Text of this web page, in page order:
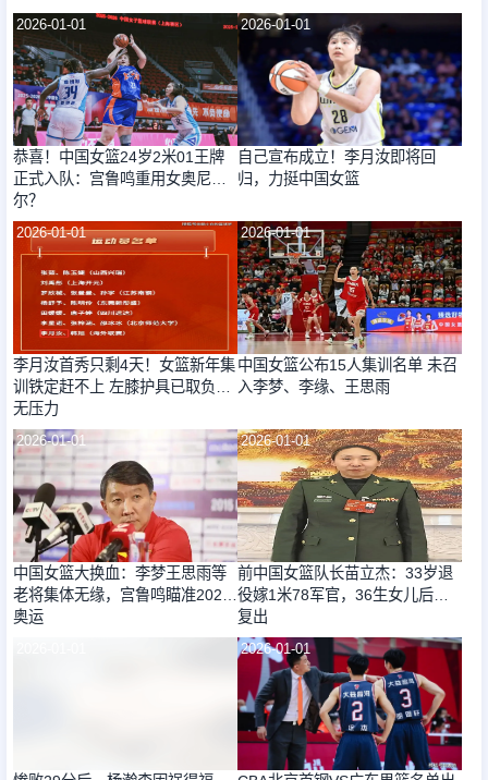
2026-01-01
恭喜！中国女篮24岁2米01王牌
正式入队：宫鲁鸣重用女奥尼
尔？
2026-01-01
自己宣布成立！李月汝即将回
归，力挺中国女篮
2026-01-01
李月汝首秀只剩4天！女篮新年集
训铁定赶不上 左膝护具已取负重
无压力
2026-01-01
中国女篮公布15人集训名单 未召
入李梦、李缘、王思雨
2026-01-01
中国女篮大换血：李梦王思雨等
老将集体无缘，宫鲁鸣瞄准2028
奥运
2026-01-01
前中国女篮队长苗立杰：33岁退
役嫁1米78军官，36生女儿后又
复出
2026-01-01